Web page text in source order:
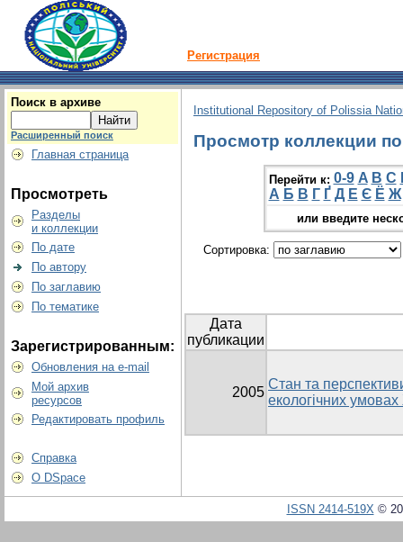
Регистрация
Поиск в архиве
Расширенный поиск
Главная страница
Просмотреть
Разделы
и коллекции
По дате
По автору
По заглавию
По тематике
Зарегистрированным:
Обновления на e-mail
Мой архив
ресурсов
Редактировать профиль
Справка
О DSpace
Institutional Repository of Polissia
Просмотр коллекции
Перейти к: 0-9 A B C
А Б В Г Ґ Д Е Є Ё Ж
или введите
Сортировка:
Дата
публикации
2005
Стан та
екологічних
ISSN 2414-519X©